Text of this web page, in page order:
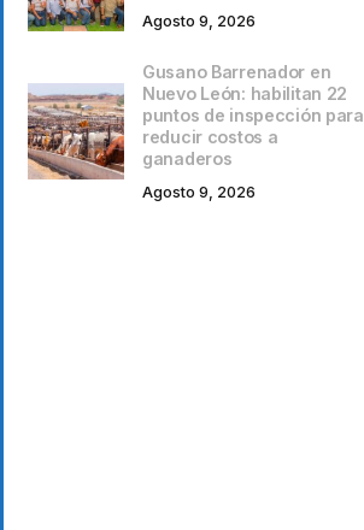
Agosto 9, 2026
Gusano Barrenador en
Nuevo León: habilitan 22
puntos de inspección para
reducir costos a
ganaderos
Agosto 9, 2026